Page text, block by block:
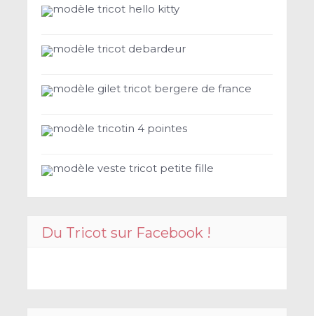
modèle tricot hello kitty
modèle tricot debardeur
modèle gilet tricot bergere de france
modèle tricotin 4 pointes
modèle veste tricot petite fille
Du Tricot sur Facebook !